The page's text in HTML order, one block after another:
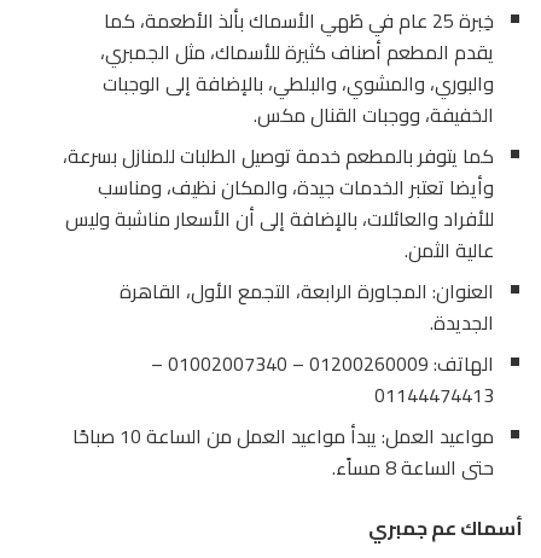
خِبرة 25 عام في طَهي الأسماك بألذ الأطعمة، كما
يقدم المطعم أصناف كثيرة للأسماك، مثل الجمبري،
والبوري، والمشوي، والبلطي، بالإضافة إلى الوجبات
الخفيفة، ووجبات القنال مكس.
كما يتوفر بالمطعم خدمة توصيل الطلبات للمنازل بسرعة،
وأيضا تعتبر الخدمات جيدة، والمكان نظيف، ومناسب
للأفراد والعائلات، بالإضافة إلى أن الأسعار مناشبة وليس
عالية الثمن.
العنوان: المجاورة الرابعة، التجمع الأول، القاهرة
الجديدة.
الهاتف: 01200260009 – 01002007340 –
01144474413
مواعيد العمل: يبدأ مواعيد العمل من الساعة 10 صباحًا
حتى الساعة 8 مساًء.
أسماك عم جمبري